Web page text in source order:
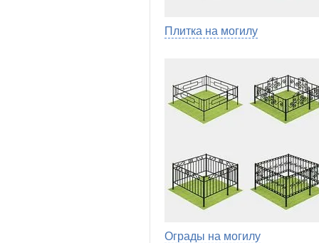
Плитка на могилу
Ограды на могилу